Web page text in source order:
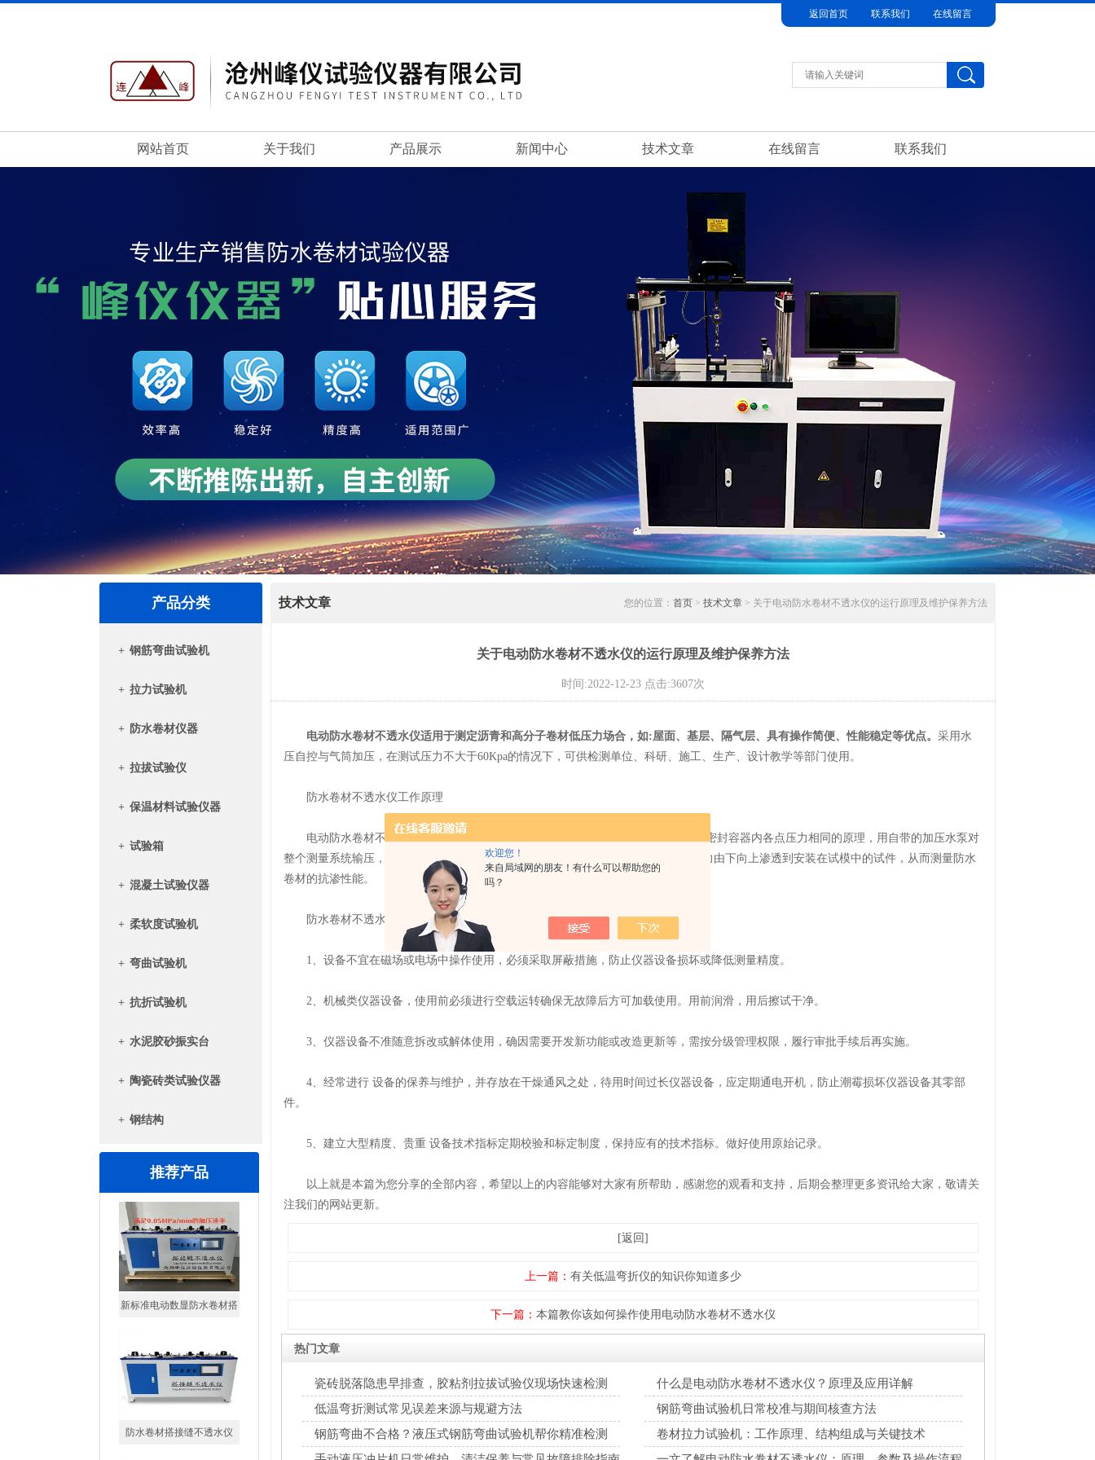
欢迎您！
来自局域网的朋友！有什么可以帮助您的
吗？
返回首页 联系我们 在线留言
网站首页 关于我们 产品展示 新闻中心 技术文章 在线留言 联系我们
产品分类
+ 钢筋弯曲试验机
+ 拉力试验机
+ 防水卷材仪器
+ 拉拔试验仪
+ 保温材料试验仪器
+ 试验箱
+ 混凝土试验仪器
+ 柔软度试验机
+ 弯曲试验机
+ 抗折试验机
+ 水泥胶砂振实台
+ 陶瓷砖类试验仪器
+ 钢结构
推荐产品
新标准电动数显防水卷材搭
防水卷材搭接缝不透水仪
技术文章 您的位置： 首页 > 技术文章 > 关于电动防水卷材不透水仪的运行原理及维护保养方法
关于电动防水卷材不透水仪的运行原理及维护保养方法
时间:2022-12-23 点击:3607次
电动防水卷材不透水仪适用于测定沥青和高分子卷材低压力场合，如:屋面、基层、隔气层、具有操作简便、性能稳定等优点。 采用水
压自控与气筒加压，在测试压力不大于60Kpa的情况下，可供检测单位、科研、施工、生产、设计教学等部门使用。
防水卷材不透水仪工作原理
电动防水卷材不透水仪是利用帕斯卡定律，即在水位差忽略不计的情况下，静态密封容器内各点压力相同的原理，用自带的加压水泵对
整个测量系统输压，并通过计量仪表(如：电接点压力表)控制加压的大小来实现水压力由下向上渗透到安装在试模中的试件，从而测量防水
卷材的抗渗性能。
防水卷材不透水仪维护保养：
1、设备不宜在磁场或电场中操作使用，必须采取屏蔽措施，防止仪器设备损坏或降低测量精度。
2、机械类仪器设备，使用前必须进行空载运转确保无故障后方可加载使用。用前润滑，用后擦试干净。
3、仪器设备不准随意拆改或解体使用，确因需要开发新功能或改造更新等，需按分级管理权限，履行审批手续后再实施。
4、经常进行 设备的保养与维护，并存放在干燥通风之处，待用时间过长仪器设备，应定期通电开机，防止潮霉损坏仪器设备其零部
件。
5、建立大型精度、贵重 设备技术指标定期校验和标定制度，保持应有的技术指标。做好使用原始记录。
以上就是本篇为您分享的全部内容，希望以上的内容能够对大家有所帮助，感谢您的观看和支持，后期会整理更多资讯给大家，敬请关
注我们的网站更新。
[返回]
上一篇： 有关低温弯折仪的知识你知道多少
下一篇： 本篇教你该如何操作使用电动防水卷材不透水仪
热门文章
瓷砖脱落隐患早排查，胶粘剂拉拔试验仪现场快速检测
什么是电动防水卷材不透水仪？原理及应用详解
低温弯折测试常见误差来源与规避方法
钢筋弯曲试验机日常校准与期间核查方法
钢筋弯曲不合格？液压式钢筋弯曲试验机帮你精准检测
卷材拉力试验机：工作原理、结构组成与关键技术